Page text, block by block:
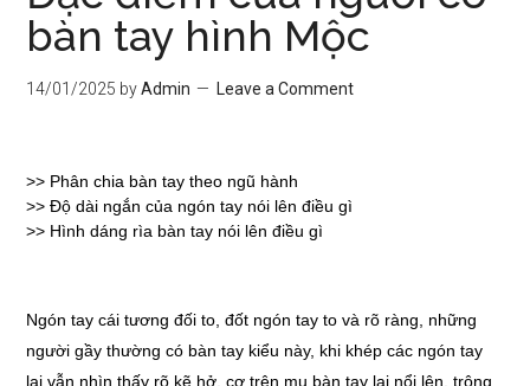
bàn tay hình Mộc
14/01/2025 byAdmin Leave a Comment
>> Phân chia bàn tay theo ngũ hành
>>Độ dài ngắn của ngón tay nói lên điều gì
>> Hình dáng rìa bàn tay nói lên điều gì
Ngón tay cái tương đối to, đốt ngón tay to và rõ ràng, những
người gầy thường có bàn tay kiểu này, khi khép các ngón tay
lại vẫn nhìn thấy rõ kẽ hở, cơ trên mu bàn tay lại nổi lên, trông